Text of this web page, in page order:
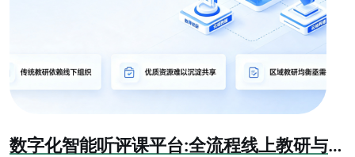
数字化智能听评课平台:全流程线上教研与教学质量提升系统